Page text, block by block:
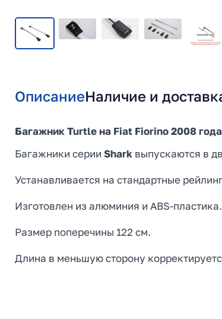
ОписаниеНаличие и
Багажник Turtle на Fiat Fiorino 2008
Багажники серии Shark выпускаются в
Устанавливается на стандартные
Изготовлен из алюминия и ABS-пластика.
Размер поперечины 122 см.
Длина в меньшую сторону